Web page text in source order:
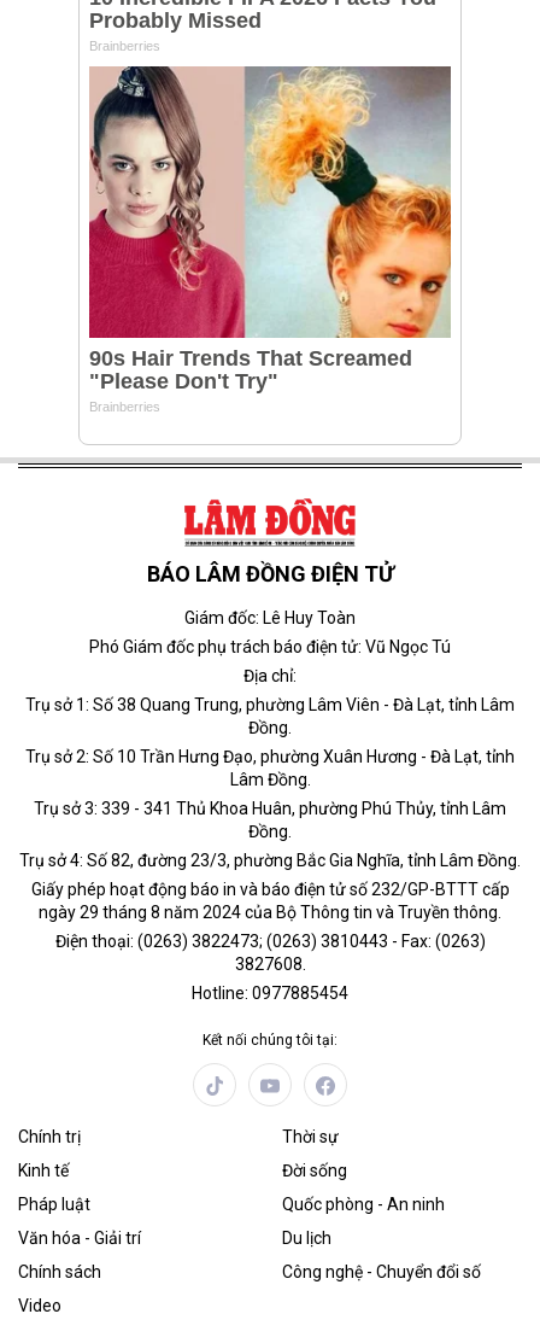
BÁO LÂM ĐỒNG ĐIỆN TỬ
Giám đốc: Lê Huy Toàn
Phó Giám đốc phụ trách báo điện tử: Vũ Ngọc Tú
Địa chỉ:
Trụ sở 1: Số 38 Quang Trung, phường Lâm Viên - Đà Lạt, tỉnh Lâm
Đồng.
Trụ sở 2: Số 10 Trần Hưng Đạo, phường Xuân Hương - Đà Lạt, tỉnh
Lâm Đồng.
Trụ sở 3: 339 - 341 Thủ Khoa Huân, phường Phú Thủy, tỉnh Lâm
Đồng.
Trụ sở 4: Số 82, đường 23/3, phường Bắc Gia Nghĩa, tỉnh Lâm Đồng.
Giấy phép hoạt động báo in và báo điện tử số 232/GP-BTTT cấp
ngày 29 tháng 8 năm 2024 của Bộ Thông tin và Truyền thông.
Điện thoại: (0263) 3822473; (0263) 3810443 - Fax: (0263)
3827608.
Hotline: 0977885454
Kết nối chúng tôi tại:
Chính trị
Thời sự
Kinh tế
Đời sống
Pháp luật
Quốc phòng - An ninh
Văn hóa - Giải trí
Du lịch
Chính sách
Công nghệ - Chuyển đổi số
Video